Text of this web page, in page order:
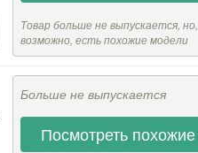
Товар больше не выпускается, но,
возможно, есть похожие модели
Больше не выпускается
Посмотреть похожие